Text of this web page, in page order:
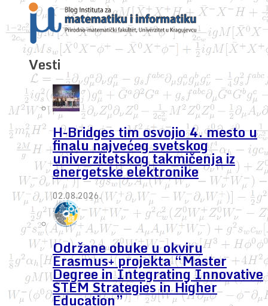
Vesti
H-Bridges tim osvojio 4. mesto u
finalu najvećeg svetskog
univerzitetskog takmičenja iz
energetske elektronike
02.08.2026.
Održane obuke u okviru
Erasmus+ projekta “Master
Degree in Integrating Innovative
STEM Strategies in Higher
Education”